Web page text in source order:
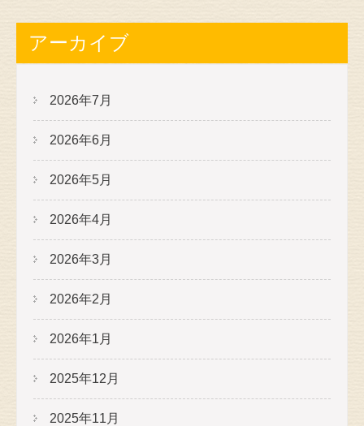
アーカイブ
2026年7月
2026年6月
2026年5月
2026年4月
2026年3月
2026年2月
2026年1月
2025年12月
2025年11月